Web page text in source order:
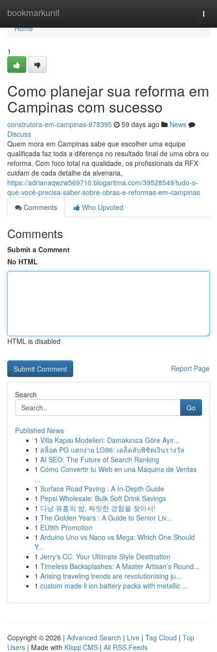
bookmarkunit
Home
Home
1
Como planejar sua reforma em
Campinas com sucesso
construtora-em-campinas-978395 59 days ago
News
Discuss
Quem mora em Campinas sabe que escolher uma equipe
qualificada faz toda a diferença no resultado final de uma obra ou
reforma. Com foco total na qualidade, os profissionais da RFX
cuidam de cada detalhe da alvenaria,
https://adrianaqwzw569710.blogaritma.com/39528549/tudo-o-
que-você-precisa-saber-sobre-obras-e-reformas-em-campinas
Comments
Who Upvoted
Comments
Submit a Comment
No HTML
HTML is disabled
Report Page
Search
Go
Published News
1 Villa Kapısı Modelleri: Damakınıza Göre Ayır...
1 สล็อต PG แตกง่าย LG96: เคล็ดลับพิชิตเงินรางวัล
1 AI SEO: The Future of Search Ranking
1 Cómo Convertir tu Web en una Máquina de Ventas
...
1 Surface Road Paving : A In-Depth Guide
1 Pepsi Wholesale: Bulk Soft Drink Savings
1 다낭 유흥의 밤, 짜릿한 경험을 찾아서!
1 The Golden Years : A Guide to Senior Liv...
1 EU9th Promotion
1 Arduino Uno vs Nano vs Mega: Which One Should
Y...
1 Jerry's CC: Your Ultimate Style Destination
1 Timeless Backsplashes: A Master Artisan’s Round...
1 Arising traveling trends are revolutionising ju...
1 custom made li ion battery packs with metallic ...
Copyright © 2026 | Advanced Search | Live | Tag Cloud | Top
Users | Made with Kliqqi CMS | All RSS Feeds